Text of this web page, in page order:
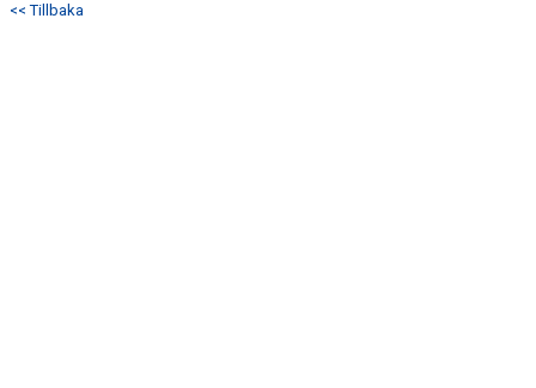
TRUPPEN
<< Tillbaka